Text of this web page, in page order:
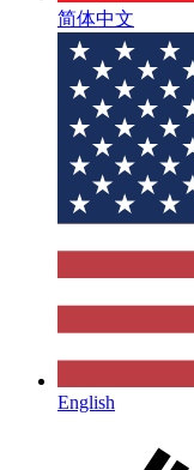
简体中文
English